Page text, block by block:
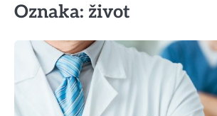
Oznaka: život